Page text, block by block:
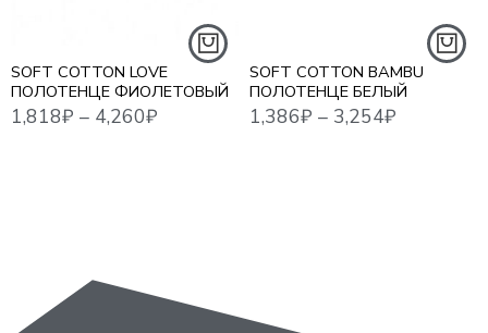
SOFT COTTON LOVE
ПОЛОТЕНЦЕ ФИОЛЕТОВЫЙ
SOFT COTTON BAMBU
ПОЛОТЕНЦЕ БЕЛЫЙ